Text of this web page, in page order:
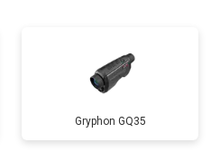
Gryphon GQ35